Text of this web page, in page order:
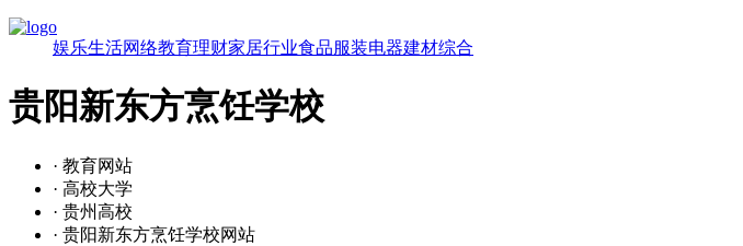
娱乐生活网络教育理财家居行业食品服装电器建材综合
贵阳新东方烹饪学校
· 教育网站
· 高校大学
· 贵州高校
· 贵阳新东方烹饪学校网站